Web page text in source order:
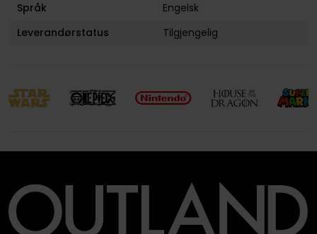
Språk
Engelsk
Leverandørstatus
Tilgjengelig